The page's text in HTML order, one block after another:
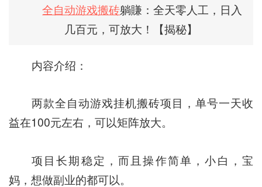
全自动游戏搬砖躺賺：全天零人工，日入
几百元，可放大！【揭秘】
内容介绍：
两款全自动游戏挂机搬砖项目，单号一天收
益在100元左右，可以矩阵放大。
项目长期稳定，而且操作简单，小白，宝
妈，想做副业的都可以。